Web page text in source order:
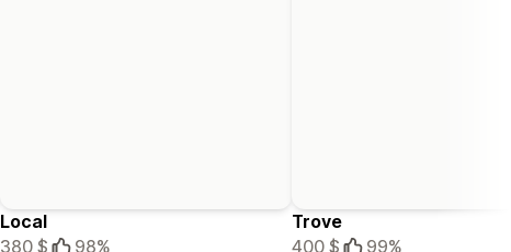
Local
380 $
98%
Trove
400 $
99%